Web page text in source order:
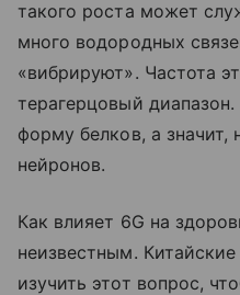
такого роста может
много водородных
«вибрируют». Частота
терагерцовый
форму белков, а значит,
нейронов.
Как влияет 6G на
неизвестным.
изучить этот вопрос,